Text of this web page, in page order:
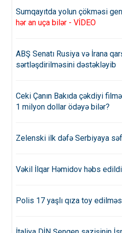
Sumqayıtda yolun çökməsi
hər an uça bilər - VİDEO
ABŞ Senatı Rusiya və İrana
sərtləşdirilməsini dəstəkləyib
Ceki Çanın Bakıda çəkdiyi
1 milyon dollar ödəyə bilər?
Zelenski ilk dəfə Serbiyaya
Vəkil İlqar Həmidov həbs edildi
Polis 17 yaşlı qıza toy